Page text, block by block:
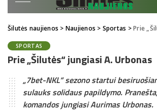
Šilutės naujienos > Naujienos > Sportas >Prie
SPORTAS
Prie „Šilutės“ jungiasi A. Urbonas
„7bet-NKL“ sezono startui
sulauks solidaus papildymo.
komandos jungiasi Aurimas Urbonas.